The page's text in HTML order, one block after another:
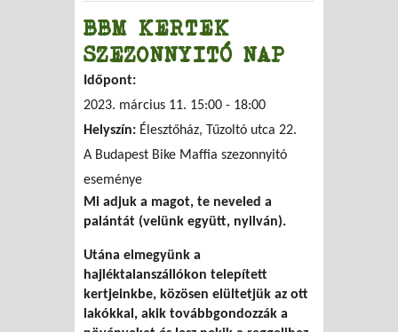
BBM KERTEK
SZEZONNYITÓ NAP
Időpont:
2023. március 11. 15:00 - 18:00
Helyszín: Élesztőház, Tűzoltó utca 22.
A Budapest Bike Maffia szezonnyitó
eseménye
Mi adjuk a magot, te neveled a
palántát (velünk együtt, nyilván).
Utána elmegyünk a
hajléktalanszállókon telepített
kertjeinkbe, közösen elültetjük az ott
lakókkal, akik továbbgondozzák a